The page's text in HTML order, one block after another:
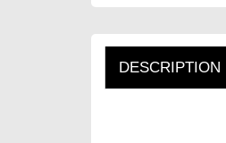
DESCRIPTION